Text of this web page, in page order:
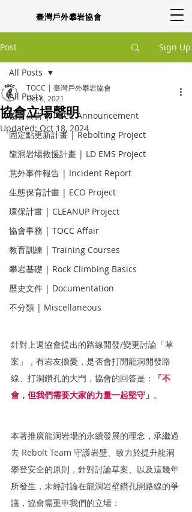
臺灣戶外攀岩協會
Post Sign Up
All Posts
協會公告 | TOCC Announcement
固定點更新計畫 | Rebolting Project
龍洞岩場救援計畫 | LD EMS Project
意外事件報告 | Incident Report
生態保育計畫 | ECO Project
環保計畫 | CLEANUP Project
協會事務 | TOCC Affair
教育訓練 | Training Courses
攀岩基礎 | Rock Climbing Basics
歷史文件 | Documentation
不分類 | Miscellaneous
All Posts
協會立場聲明
TOCC | 臺灣戶外攀岩協會
Oct 6, 2021
Updated: Oct 18, 2024
針對上週協會提出的路線開發/變更討論「草
案」，有岩友擔憂，是否會打開龍洞開發路
線、打洞鑽孔的大門，協會的回答是：
「不
會，但我們需要大家的力量一起堅守」 。
本著推廣龍洞岩場的永續發展的理念，承繼過
去 Rebolt Team 守護岩壁、致力於提升龍洞
攀登安全的原則，針對討論草案、以及這幾年
所發生，未經討論在龍洞岩壁鑽孔開路線的爭
議，協會需重申我們的立場：